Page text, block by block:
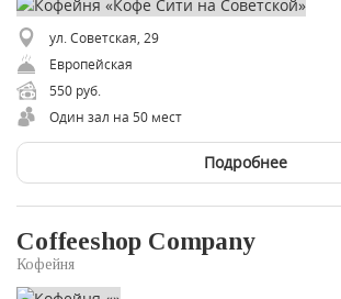
ул. Советская, 29
Европейская
550 руб.
Один зал на 50 мест
Подробнее
Coffeeshop Company
Кофейня